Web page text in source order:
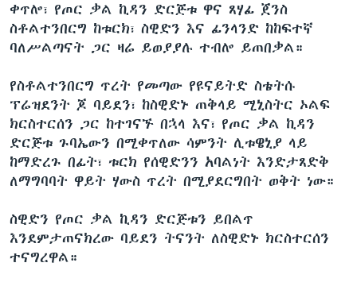
ቀጥሎ፣ የጦር ቃል ኪዳን ድርጅቱ ዋና ጸሃፊ ጀንስ
ስቶልተንበርግ ከቱርክ፣ ስዊድን እና ፊንላንድ ከከፍተኛ
ባለሥልጣናት ጋር ዛሬ ይወያያሉ ተብሎ ይጠበቃል።
የስቶልተንበርግ ጥረት የመጣው የዩናይትድ ስቴትሱ
ፕሬዝደንት ጆ ባይደን፣ ከስዊድኑ ጠቅላይ ሚኒስትር ኦልፍ
ክርስተርሰን ጋር ከተገናኙ በኋላ እና፣ የጦር ቃል ኪዳን
ድርጅቱ ጉባኤውን በሚቀጥለው ሳምንት ሊቱዌኒያ ላይ
ከማድረጉ በፊት፣ ቱርክ የሰዊድንን አባልነት እንድታጸድቅ
ለማግባባት ዋይት ሃውስ ጥረት በሚያደርግበት ወቅት ነው።
ስዊድን የጦር ቃል ኪዳን ድርጅቱን ይበልጥ
እንደምታጠናክረው ባይደን ትናንት ለስዊድኑ ክርስተርሰን
ተናግረዋል።